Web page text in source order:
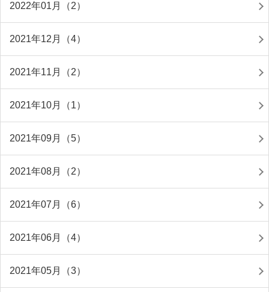
2022年01月（2）
2021年12月（4）
2021年11月（2）
2021年10月（1）
2021年09月（5）
2021年08月（2）
2021年07月（6）
2021年06月（4）
2021年05月（3）